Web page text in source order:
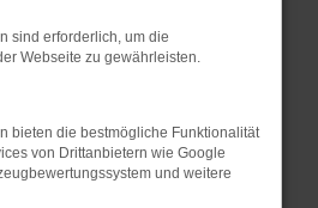
Geld
bei
sind erforderlich, um die
Webseite zu gewährleisten.
bieten die bestmögliche Funktionalität
von Drittanbietern wie Google
und weitere